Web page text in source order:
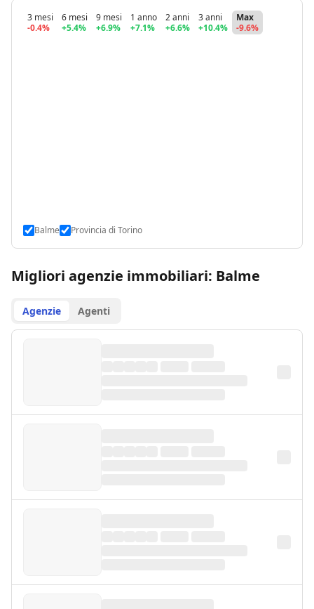
3 mesi
-0.4%
6 mesi
+5.4%
9 mesi
+6.9%
1 anno
+7.1%
2 anni
+6.6%
3 anni
+10.4%
Max
-9.6%
Balme Provincia di Torino
Migliori agenzie immobiliari: Balme
Agenzie Agenti